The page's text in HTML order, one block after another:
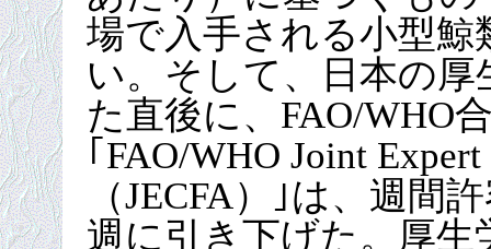
場で入手される小型
い。そして、日本の
た直後に、FAO/WHO
｢FAO/WHO Joint
（JECFA）｣は、週間
週に引き下げた。厚生